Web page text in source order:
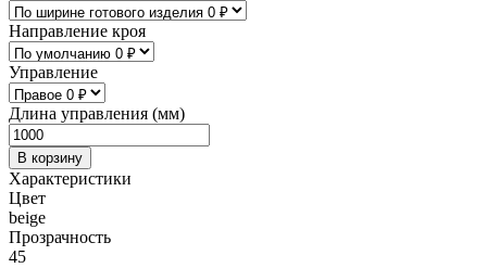
Направление кроя
Управление
Длина управления (мм)
В корзину
Характеристики
Цвет
beige
Прозрачность
45